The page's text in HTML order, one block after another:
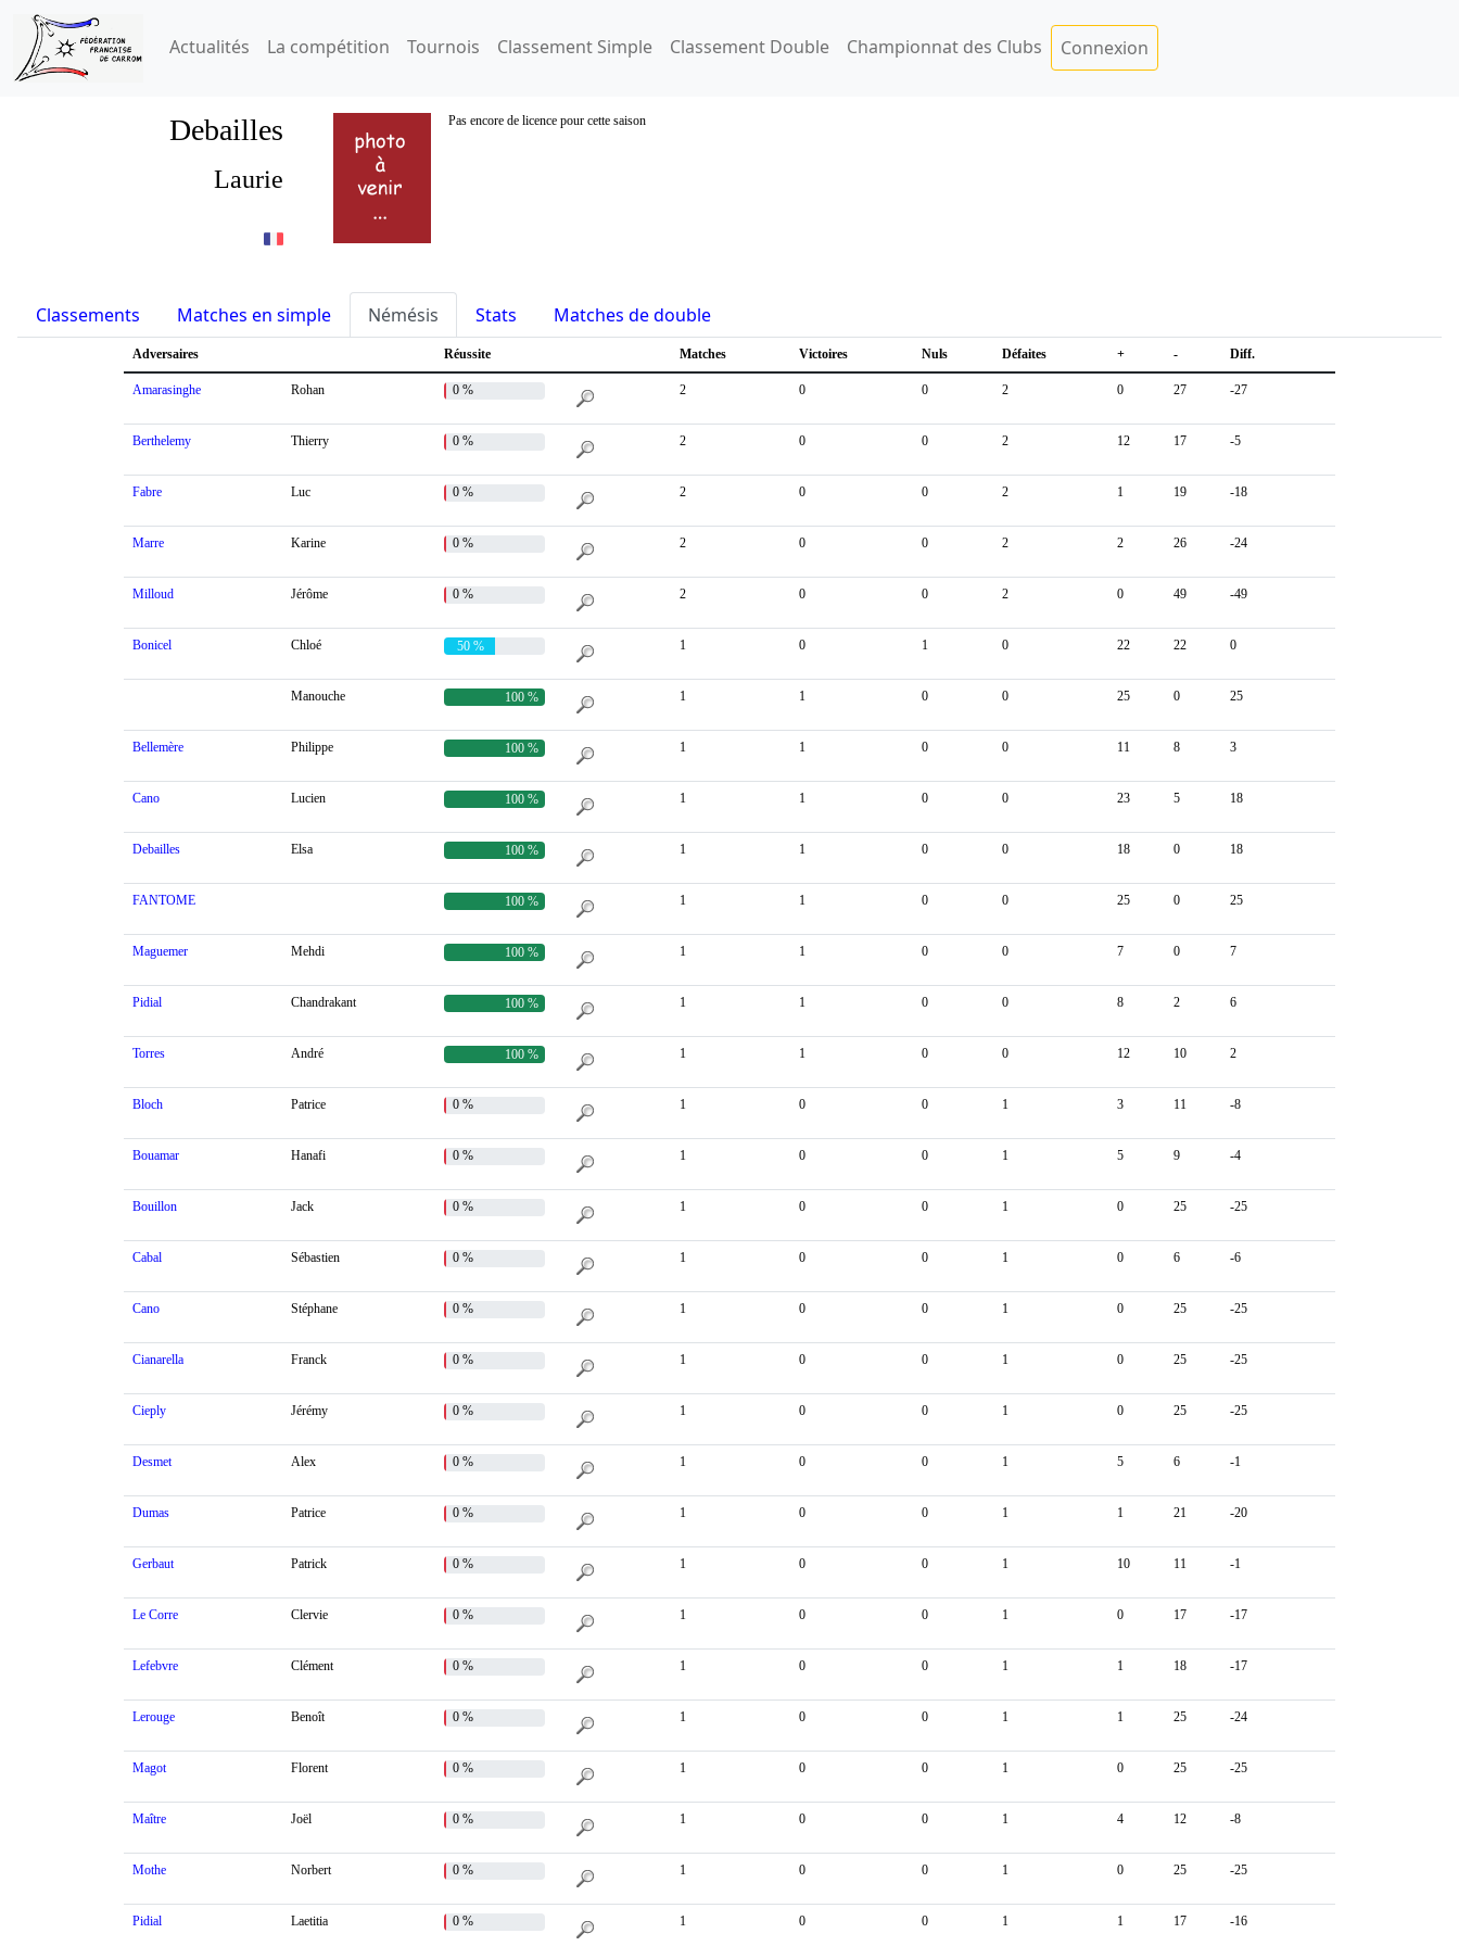
Actualités La compétition Tournois Classement Simple Classement Double Championnat des Clubs Connexion
Debailles Pas encore de licence pour cette saison
Laurie
Classements Matches en simple Némésis Stats Matches de double
Adversaires Réussite Matches Victoires Nuls Défaites + - Diff.
Amarasinghe Rohan 0 % 2 0 0 2 0 27 -27
Berthelemy Thierry 0 % 2 0 0 2 12 17 -5
Fabre Luc 0 % 2 0 0 2 1 19 -18
Marre Karine 0 % 2 0 0 2 2 26 -24
Milloud Jérôme 0 % 2 0 0 2 0 49 -49
Bonicel Chloé 50 % 1 0 1 0 22 22 0
Manouche 100 % 1 1 0 0 25 0 25
Bellemère Philippe 100 % 1 1 0 0 11 8 3
Cano Lucien 100 % 1 1 0 0 23 5 18
Debailles Elsa 100 % 1 1 0 0 18 0 18
FANTOME 100 % 1 1 0 0 25 0 25
Maguemer Mehdi 100 % 1 1 0 0 7 0 7
Pidial Chandrakant 100 % 1 1 0 0 8 2 6
Torres André 100 % 1 1 0 0 12 10 2
Bloch Patrice 0 % 1 0 0 1 3 11 -8
Bouamar Hanafi 0 % 1 0 0 1 5 9 -4
Bouillon Jack 0 % 1 0 0 1 0 25 -25
Cabal Sébastien 0 % 1 0 0 1 0 6 -6
Cano Stéphane 0 % 1 0 0 1 0 25 -25
Cianarella Franck 0 % 1 0 0 1 0 25 -25
Cieply Jérémy 0 % 1 0 0 1 0 25 -25
Desmet Alex 0 % 1 0 0 1 5 6 -1
Dumas Patrice 0 % 1 0 0 1 1 21 -20
Gerbaut Patrick 0 % 1 0 0 1 10 11 -1
Le Corre Clervie 0 % 1 0 0 1 0 17 -17
Lefebvre Clément 0 % 1 0 0 1 1 18 -17
Lerouge Benoît 0 % 1 0 0 1 1 25 -24
Magot Florent 0 % 1 0 0 1 0 25 -25
Maître Joël 0 % 1 0 0 1 4 12 -8
Mothe Norbert 0 % 1 0 0 1 0 25 -25
Pidial Laetitia 0 % 1 0 0 1 1 17 -16